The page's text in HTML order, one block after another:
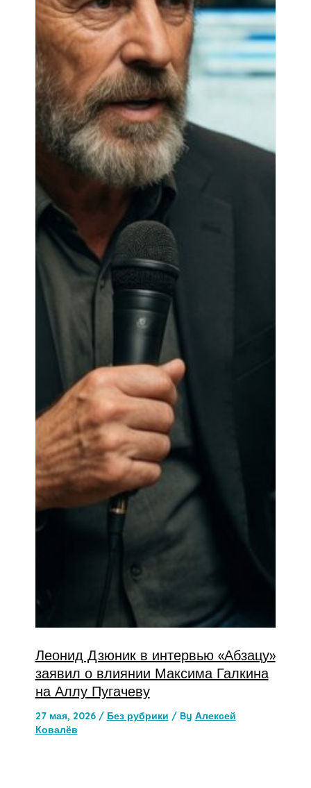
Леонид Дзюник в интервью «Абзацу»
заявил о влиянии Максима Галкина
на Аллу Пугачеву
27 мая, 2026 / Без рубрики / By Алексей
Ковалёв